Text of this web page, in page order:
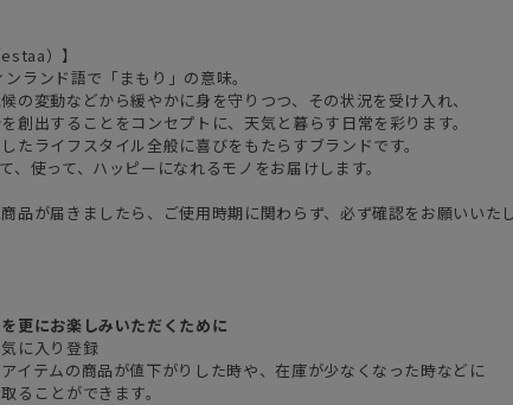
）】
ランド語で「まもり」の意味。
の変動などから緩やかに身を守りつつ、その状況を受け入れ、
創出することをコンセプトに、天気と暮らす日常を彩ります。
たライフスタイル全般に喜びをもたらすブランドです。
、使って、ハッピーになれるモノをお届けします。
品が届きましたら、ご使用時期に関わらず、必ず確認をお願いいたし
更にお楽しみいただくために
に入り登録
イテムの商品が値下がりした時や、在庫が少なくなった時などに
ることができます。